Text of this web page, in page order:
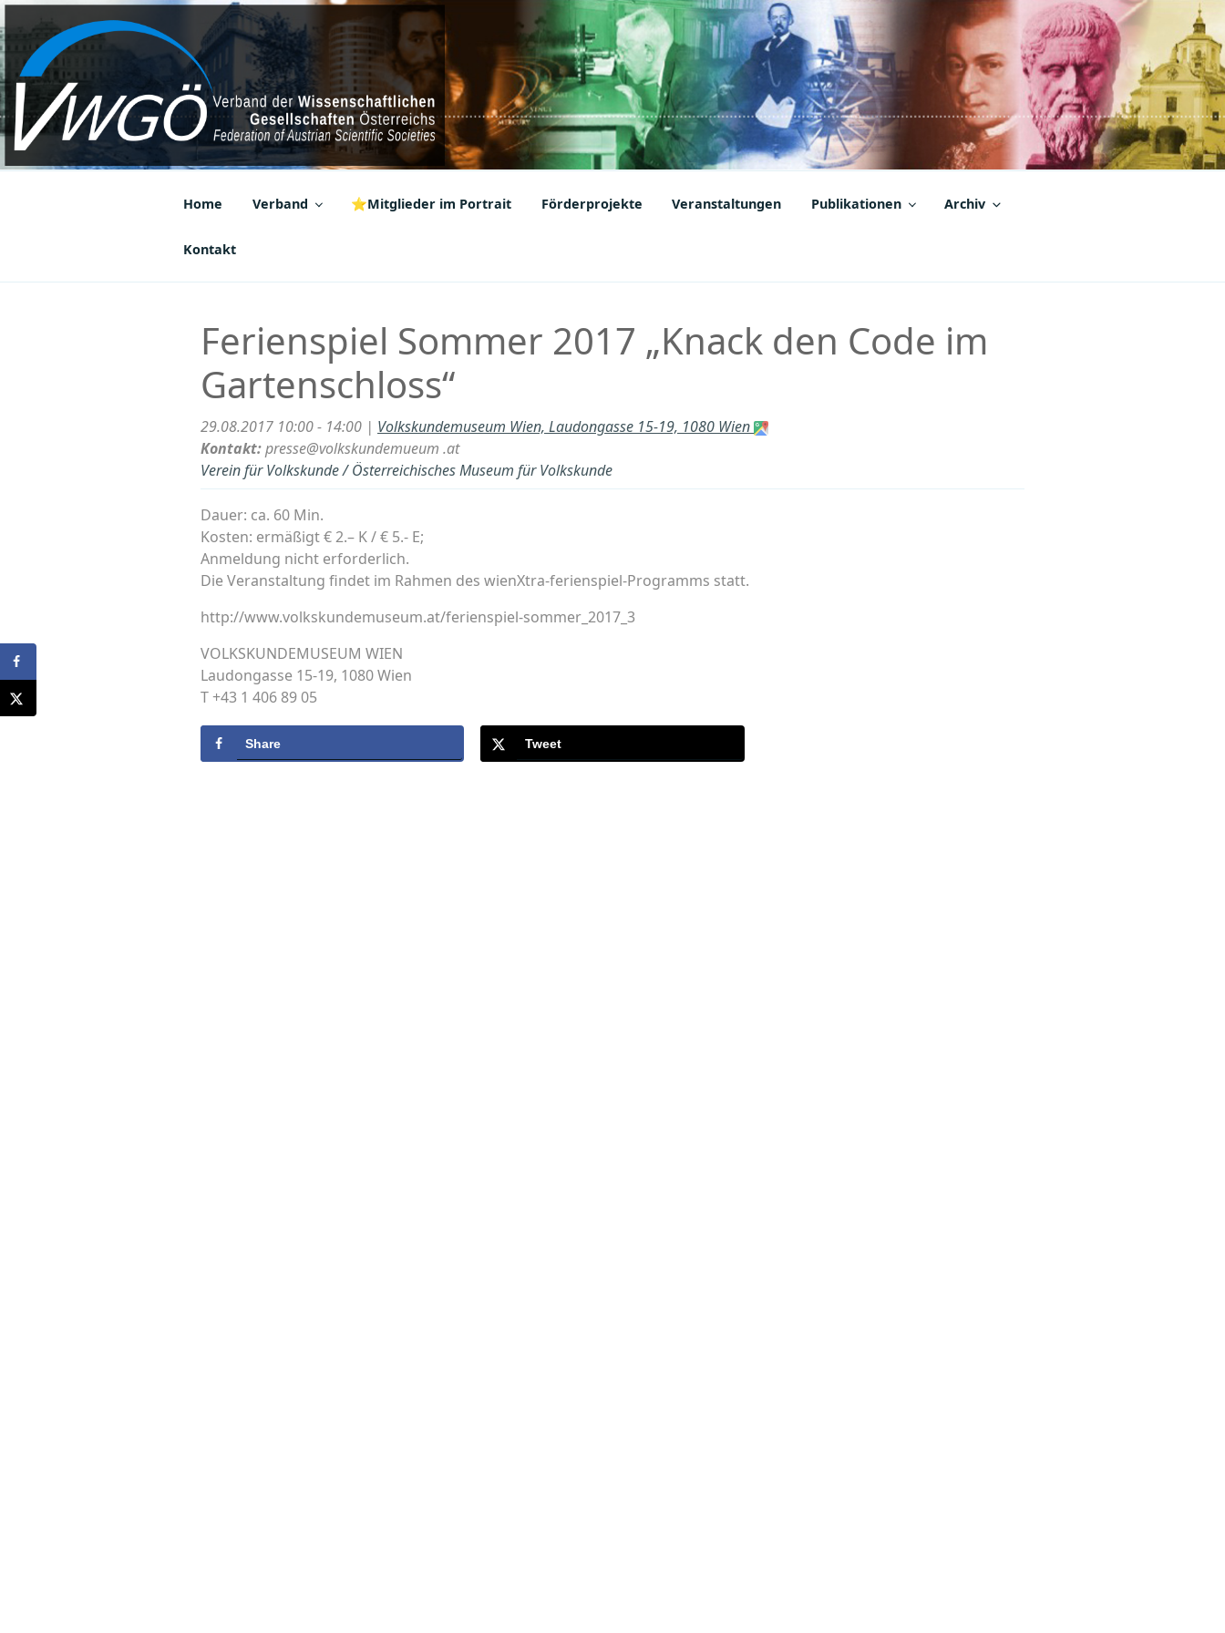
Zum
Inhalt
springen
VWGÖ
Federation of Austrian Scientific Societies
Home Verband ⭐Mitglieder im Portrait Förderprojekte Veranstaltungen Publikationen Archiv
Kontakt
Ferienspiel Sommer 2017 „Knack den Code im
Gartenschloss“
29.08.2017 10:00 - 14:00 | Volkskundemuseum Wien, Laudongasse 15-19, 1080 Wien
Kontakt:presse@volkskundemueum .at
Verein für Volkskunde / Österreichisches Museum für Volkskunde
Dauer: ca. 60 Min.
Kosten: ermäßigt € 2.– K / € 5.- E;
Anmeldung nicht erforderlich.
Die Veranstaltung findet im Rahmen des wienXtra-ferienspiel-Programms statt.
http://www.volkskundemuseum.at/ferienspiel-sommer_2017_3
VOLKSKUNDEMUSEUM WIEN
Laudongasse 15-19, 1080 Wien
T +43 1 406 89 05
Share Tweet